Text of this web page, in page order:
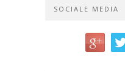
SOCIALE MEDIA